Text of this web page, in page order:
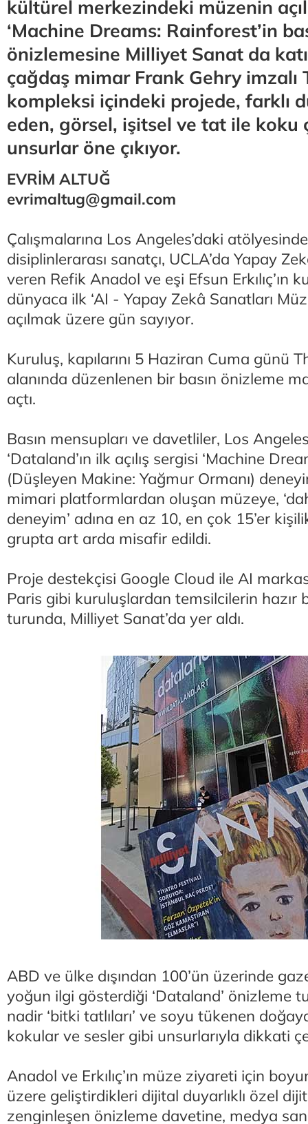
kültürel merkezindeki müzenin
‘Machine Dreams: Rainforest’in
önizlemesine Milliyet Sanat da
çağdaş mimar Frank Gehry imzalı
kompleksi içindeki projede, farklı
eden, görsel, işitsel ve tat ile koku
unsurlar öne çıkıyor.
EVRİM ALTUĞ
evrimaltug@gmail.com
Çalışmalarına Los Angeles’daki
disiplinlerarası sanatçı, UCLA’da Yapay
veren Refik Anadol ve eşi Efsun Erkılıç’ın
dünyaca ilk ‘AI - Yapay Zekâ Sanatları
açılmak üzere gün sayıyor.
Kuruluş, kapılarını 5 Haziran Cuma günü
alanında düzenlenen bir basın önizleme
açtı.
Basın mensupları ve davetliler, Los
‘Dataland’ın ilk açılış sergisi ‘Machine
(Düşleyen Makine: Yağmur Ormanı)
mimari platformlardan oluşan müzeye,
deneyim’ adına en az 10, en çok 15’er
grupta art arda misafir edildi.
Proje destekçisi Google Cloud ile AI
Paris gibi kuruluşlardan temsilcilerin hazır
turunda, Milliyet Sanat’da yer aldı.
ABD ve ülke dışından 100’ün üzerinde
yoğun ilgi gösterdiği ‘Dataland’ önizleme
nadir ‘bitki tatlıları’ ve soyu tükenen
kokular ve sesler gibi unsurlarıyla dikkati
Anadol ve Erkılıç’ın müze ziyareti için
üzere geliştirdikleri dijital duyarlıklı özel
zenginleşen önizleme davetine, medya